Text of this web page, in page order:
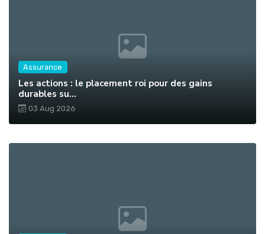
Assurance
Les actions : le placement roi pour des gains
durables su...
03 Aug 2026